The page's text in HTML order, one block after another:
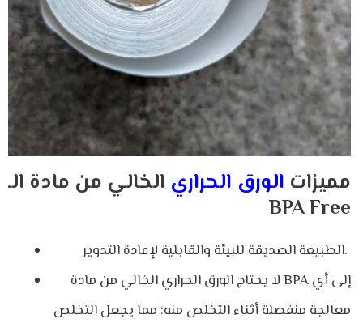
مميزات الورق الحراري الخالي من مادة الـ
BPA Free
الطبيعة الصديقة للبيئة والقابلية لإعادة التدوير.
معالجة منفصلة أثناء التخلص منه؛ مما يجعل التخلص